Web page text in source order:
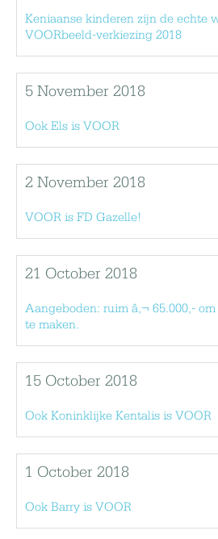
Keniaanse kinderen zijn de echte
VOORbeeld-verkiezing 2018
5 November 2018
Ook Els is VOOR
2 November 2018
VOOR is FD Gazelle!
21 October 2018
Aangeboden: ruim â‚¬ 65.000,-
te maken.
15 October 2018
Ook Koninklijke Kentalis is VOOR
1 October 2018
Ook Barry is VOOR